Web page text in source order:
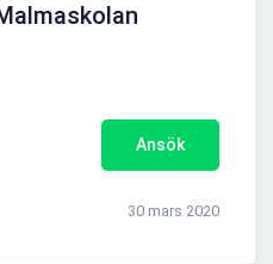
Ansök
30 mars 2020